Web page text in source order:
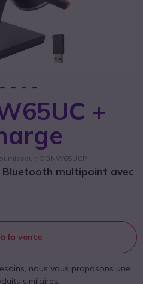
+
ODNW65UCP
Bluetooth multipoint avec
la vente
nous vous proposons une
similaires.